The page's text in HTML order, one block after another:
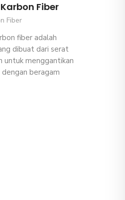
Fiber
Fiber
fiber adalah
dibuat dari serat
untuk menggantikan
dengan beragam